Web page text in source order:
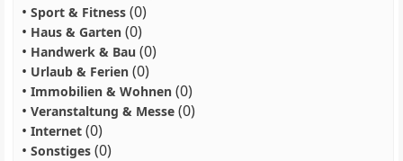
• Sport & Fitness(0)
• Haus & Garten(0)
• Handwerk & Bau (0)
• Urlaub & Ferien(0)
• Immobilien & Wohnen(0)
• Veranstaltung & Messe(0)
• Internet(0)
• Sonstiges(0)